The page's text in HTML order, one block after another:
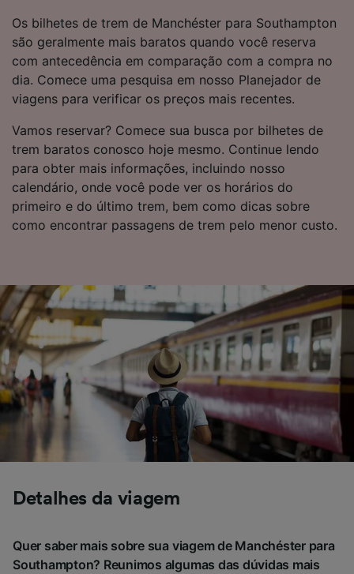
Os bilhetes de trem de Manchéster para Southampton
são geralmente mais baratos quando você reserva
com antecedência em comparação com a compra no
dia. Comece uma pesquisa em nosso Planejador de
viagens para verificar os preços mais recentes.
Vamos reservar? Comece sua busca por bilhetes de
trem baratos conosco hoje mesmo. Continue lendo
para obter mais informações, incluindo nosso
calendário, onde você pode ver os horários do
primeiro e do último trem, bem como dicas sobre
como encontrar passagens de trem pelo menor custo.
Detalhes da viagem
Quer saber mais sobre sua viagem de Manchéster para
Southampton? Reunimos algumas das dúvidas mais